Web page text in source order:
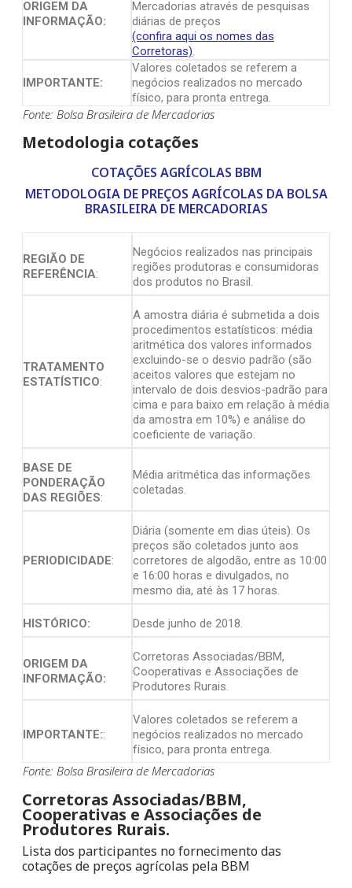
ORIGEM DA
INFORMAÇÃO:
Mercadorias através de pesquisas
diárias de preços
(confira aqui os nomes das
Corretoras).
IMPORTANTE:
Valores coletados se referem a
negócios realizados no mercado
físico, para pronta entrega.
Fonte: Bolsa Brasileira de Mercadorias
Metodologia cotações
COTAÇÕES AGRÍCOLAS BBM
METODOLOGIA DE PREÇOS AGRÍCOLAS DA BOLSA
BRASILEIRA DE MERCADORIAS
REGIÃO DE
REFERÊNCIA:
Negócios realizados nas principais
regiões produtoras e consumidoras
dos produtos no Brasil.
TRATAMENTO
ESTATÍSTICO:
A amostra diária é submetida a dois
procedimentos estatísticos: média
aritmética dos valores informados
excluindo-se o desvio padrão (são
aceitos valores que estejam no
intervalo de dois desvios-padrão para
cima e para baixo em relação à média
da amostra em 10%) e análise do
coeficiente de variação.
BASE DE
PONDERAÇÃO
DAS REGIÕES:
Média aritmética das informações
coletadas.
PERIODICIDADE:
Diária (somente em dias úteis). Os
preços são coletados junto aos
corretores de algodão, entre as 10:00
e 16:00 horas e divulgados, no
mesmo dia, até às 17 horas.
HISTÓRICO: Desde junho de 2018.
ORIGEM DA
INFORMAÇÃO:
Corretoras Associadas/BBM,
Cooperativas e Associações de
Produtores Rurais.
IMPORTANTE::
Valores coletados se referem a
negócios realizados no mercado
físico, para pronta entrega.
Fonte: Bolsa Brasileira de Mercadorias
Corretoras Associadas/BBM,
Cooperativas e Associações de
Produtores Rurais.
Lista dos participantes no fornecimento das
cotações de preços agrícolas pela BBM